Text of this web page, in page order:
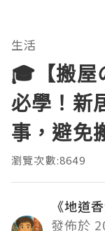
生活
🎓【搬屋
必學！新
事，避免
瀏覽次數:8649
《地道
發佈於